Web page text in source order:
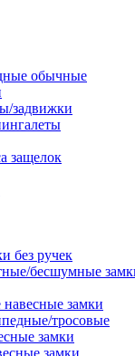
обычные
задвижки
защелок
без ручек
бесшумные
замки
тросовые
замки
замки